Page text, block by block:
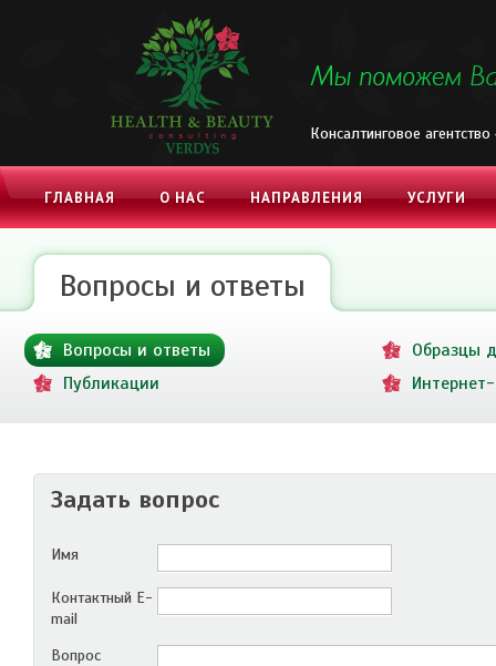
Консалтинговое
ГЛАВНАЯ О НАС НАПРАВЛЕНИЯ УСЛУГИ
КОНТАКТЫ
Вопросы и ответы
Вопросы и ответы
Публикации
Образцы
Задать вопрос
Имя
Контактный E-
mail
Вопрос